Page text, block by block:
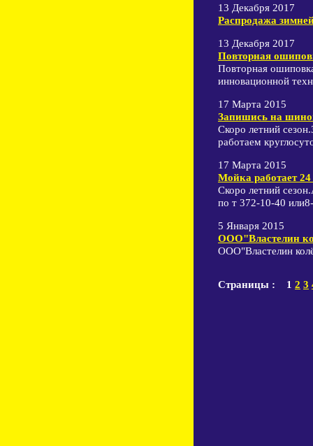
13 Декабря 2017
Распродажа
13 Декабря 2017
Повторная
Повторная
инновационной
17 Марта 2015
Запишись на
Скоро летний
работаем
17 Марта 2015
Мойка работает 24
Скоро летний
по т 372-10-40
5 Января 2015
ООО"Властелин
ООО"Властелин
Страницы : 1 2 3